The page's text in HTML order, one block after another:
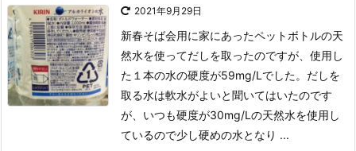
2021年9月29日
新春そば会用に家にあったペットボトルの天
然水を使ってだしを取ったのですが、使用し
た１本の水の硬度が59mg/Lでした。だしを
取る水は軟水がよいと聞いてはいたのです
が、いつも硬度が30mg/Lの天然水を使用し
ているので少し硬めの水となり ...